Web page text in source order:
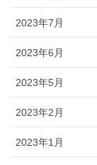
2023年7月
2023年6月
2023年5月
2023年2月
2023年1月